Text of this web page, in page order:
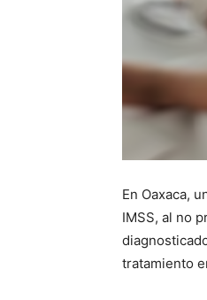
En Oaxaca,
IMSS, al no
tratamiento